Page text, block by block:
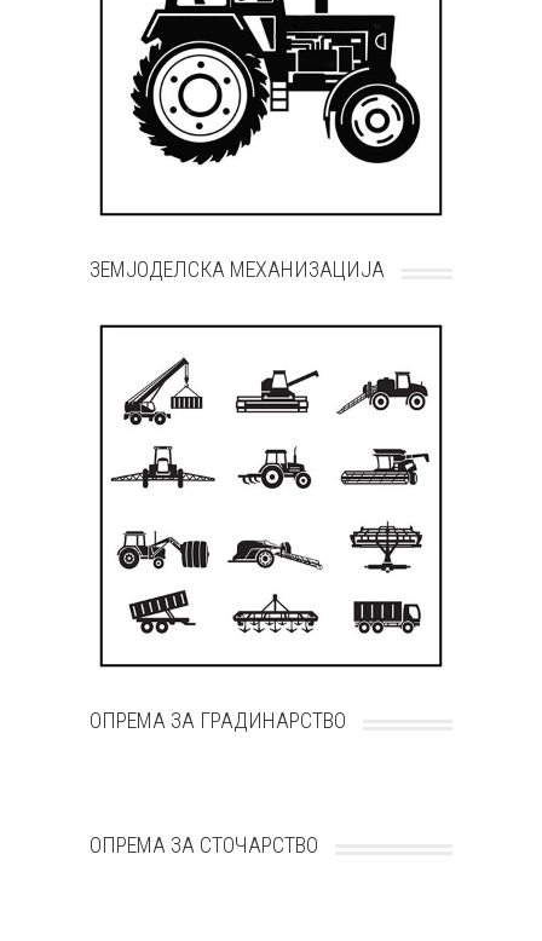
ЗЕМЈОДЕЛСКА МЕХАНИЗАЦИЈА
ОПРЕМА ЗА ГРАДИНАРСТВО
ОПРЕМА ЗА СТОЧАРСТВО